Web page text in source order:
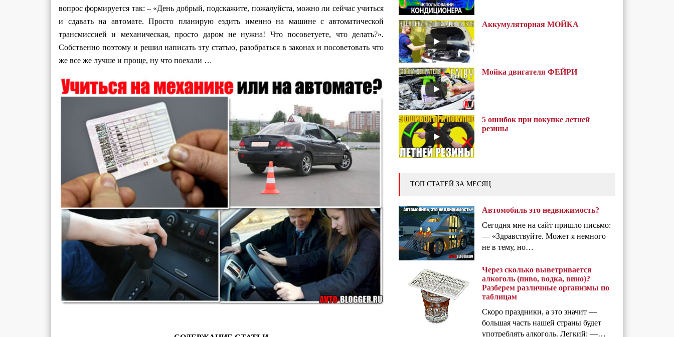
вопрос формируется так: – «День добрый, подскажите, пожалуйста, можно ли сейчас учиться
и сдавать на автомате. Просто планирую ездить именно на машине с автоматической
трансмиссией и механическая, просто даром не нужна! Что посоветуете, что делать?».
Собственно поэтому и решил написать эту статью, разобраться в законах и посоветовать что
же все же лучше и проще, ну что поехали …
Аккумуляторная МОЙКА
Мойка двигателя ФЕЙРИ
5 ошибок при покупке летней
резины
ТОП СТАТЕЙ ЗА МЕСЯЦ
Автомобиль это недвижимость?
Сегодня мне на сайт пришло письмо:
— «Здравствуйте. Может я немного
не в тему, но…
Через сколько выветривается
алкоголь (пиво, водка, вино)?
Разберем различные организмы по
таблицам
Скоро праздники, а это значит —
большая часть нашей страны будет
употреблять алкоголь. Легкий: —…